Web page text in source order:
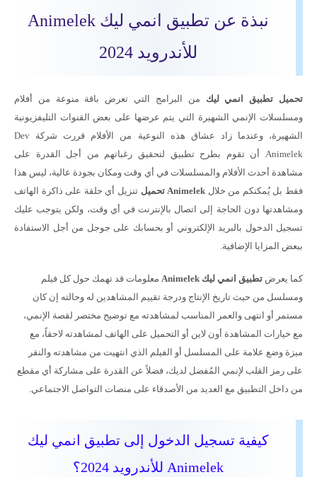
نبذة عن تطبيق انمي ليك Animelek
للأندرويد 2024
تحميل تطبيق انمي ليك من البرامج التي تعرض باقة منوعة من أفلام
ومسلسلات الإنمي الشهيرة التي يتم عرضها على بعض القنوات التليفزيونية
الشهيرة، وعندما زاد عشاق هذه النوعية من الأفلام قررت شركة Dev
Animelek أن تقوم بطرح تطبيق لتحقيق رغباتهم من أجل القدرة على
مشاهدة أحدث الأفلام والمسلسلات في أي وقت ومكان بجودة عالية، ليس هذا
فقط بل يُمكنكم من خلال Animelek تحميل
تنزيل أي حلقة على ذاكرة الهاتف
ومشاهدتها دون الحاجة إلى اتصال بالإنترنت في أي وقت، ولكن يتوجب عليك
تسجيل الدخول بالبريد الإلكتروني أو بحسابك على جوجل من أجل الاستفادة
ببعض المزايا الإضافية.
كما يعرض تطبيق انمي ليك Animelek معلومات قد تهمك حول كل فيلم
ومسلسل من حيث تاريخ الإنتاج ودرجة تقييم المشاهدين له وحالته إن كان
مستمر أو انتهى والعمر المناسب لمشاهدته مع توضيح مختصر لقصة الإنمي،
مع خيارات المشاهدة أون لاين أو التحميل على الهاتف لمشاهدته لاحقاً، مع
ميزة وضع علامة على المسلسل أو الفيلم الذي انتهيت من مشاهدته والنقر
على رمز القلب لإنمي المُفضل لديك، فضلاً عن القدرة على مشاركة أي مقطع
من داخل التطبيق مع العديد من الأصدقاء على منصات التواصل الاجتماعي.
كيفية تسجيل الدخول إلى تطبيق انمي ليك
Animelek للأندرويد 2024؟